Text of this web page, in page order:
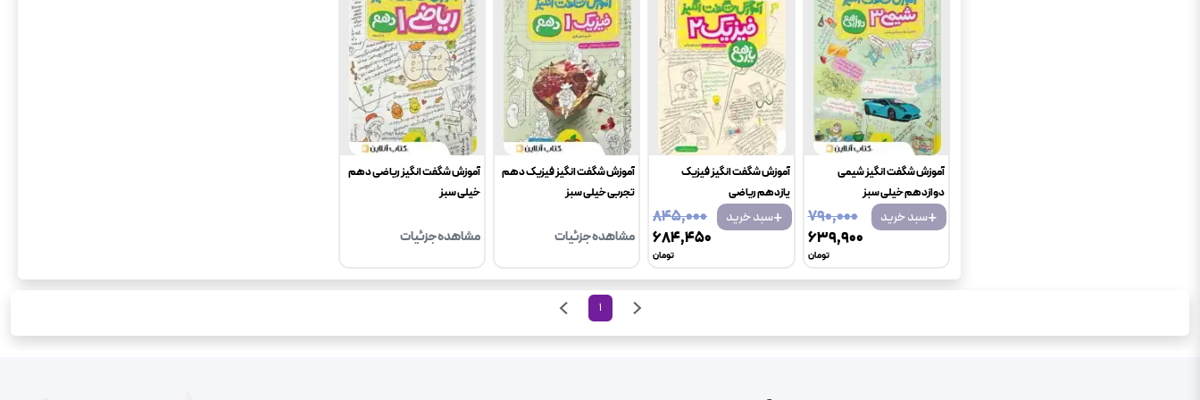
آموزش شگفت انگیز شیمی
دوازدهم خیلی سبز
+سبد خرید
۷۹۰٬۰۰۰
۶۳۹٬۹۰۰
تومان
آموزش شگفت انگیز فیزیک
یازدهم ریاضی
+سبد خرید
۸۴۵٬۰۰۰
۶۸۴٬۴۵۰
تومان
آموزش شگفت انگیز فیزیک دهم
تجربی خیلی سبز
مشاهده جزئیات
آموزش شگفت انگیز ریاضی دهم
خیلی سبز
مشاهده جزئیات
1